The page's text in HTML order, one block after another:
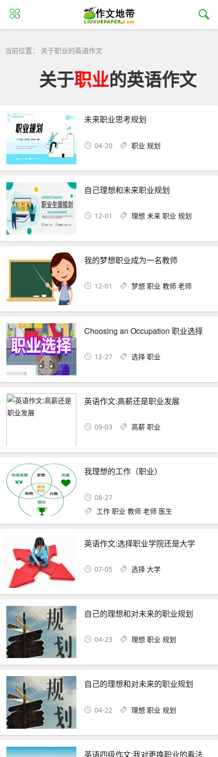
当前位置： 关于职业的英语作文
关于职业的英语作文
未来职业思考规划
04-20 职业 规划
自己理想和未来职业规划
12-01 理想 未来 职业 规划
我的梦想职业成为一名教师
12-01 梦想 职业 教师 老师
Choosing an Occupation 职业选择
12-27 选择 职业
英语作文:高薪还是职业发展
09-03 高薪 职业
我理想的工作（职业）
08-27
工作 职业 教师 老师 医生
英语作文:选择职业学院还是大学
07-05 选择 大学
自己的理想和对未来的职业规划
04-23 理想 职业 规划
自己的理想和对未来的职业规划
04-22 理想 职业 规划
英语四级作文:我对更换职业的看法